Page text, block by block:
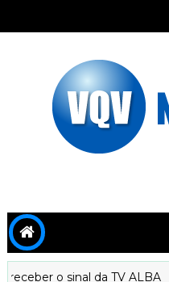
o sinal da TV ALBA